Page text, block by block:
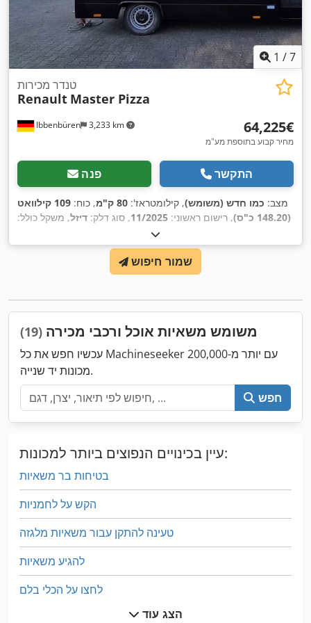
1 /7
Ibbenbüren 3,233 km
טנדר מכירות
Renault Master Pizza
‏64,225 ‏€
מחיר קבוע בתוספת מע"מ
פנה התקשר
מצב: כמו חדש (משומש), קילומטראז': 80 ק"מ , כוח:
109 קילוואט
(148.20 כ"ס)
, רישום ראשוני: 11/2025, סוג דלק: דיזל, משקל כולל:
, אורך אזור הטעינה:
2,200 מ"מ
, גובה תא המטען:2,300 מ"מ , ציוד:כרית אוויר, מיזוג
אוויר, מערכת בלימה למניעת נעילה (ABS)
שמור חיפוש
משומש משאיות אוכל ורכבי מכירה (19)
עכשיו חפש את כל Machineseeker עם יותר מ-200,000
מכונות יד שנייה.
חפש
עיין בכינויים הנפוצים ביותר למכונות:
בטיחות בר משאיות
הקש על לחמניות
טעינה להתקן עבור משאיות מלגזה
להגיע משאיות
לחצו על הכלי בלם
הצג עוד